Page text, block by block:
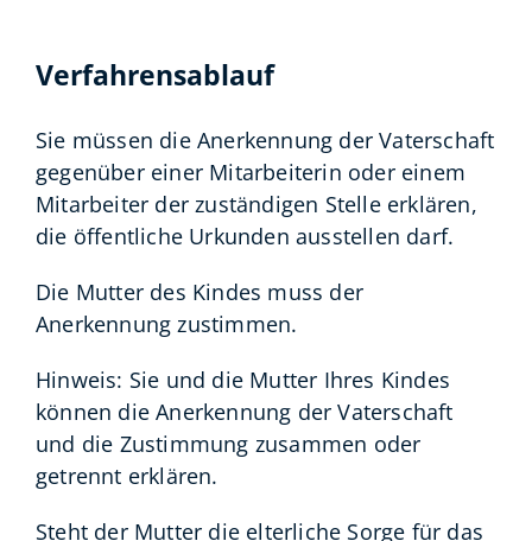
Verfahrensablauf
Sie müssen die Anerkennung der Vaterschaft
gegenüber einer Mitarbeiterin oder einem
Mitarbeiter der zuständigen Stelle erklären,
die öffentliche Urkunden ausstellen darf.
Die Mutter des Kindes muss der
Anerkennung zustimmen.
Hinweis: Sie und die Mutter Ihres Kindes
können die Anerkennung der Vaterschaft
und die Zustimmung zusammen oder
getrennt erklären.
Steht der Mutter die elterliche Sorge für das